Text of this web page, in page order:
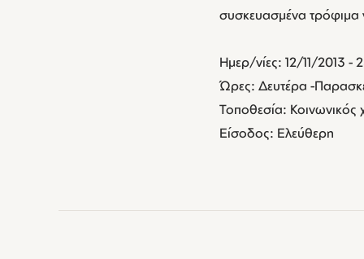
συσκευασμένα τρόφιμα
Ημερ/νίες: 12/11/2013 -
Ώρες: Δευτέρα -
Τοποθεσία:
Είσοδος: Ελεύθερη